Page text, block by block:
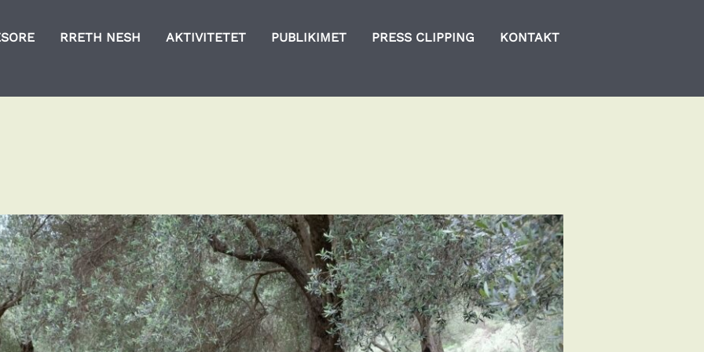
RRETH NESH AKTIVITETET PUBLIKIMET PRESS CLIPPING
KONTAKT